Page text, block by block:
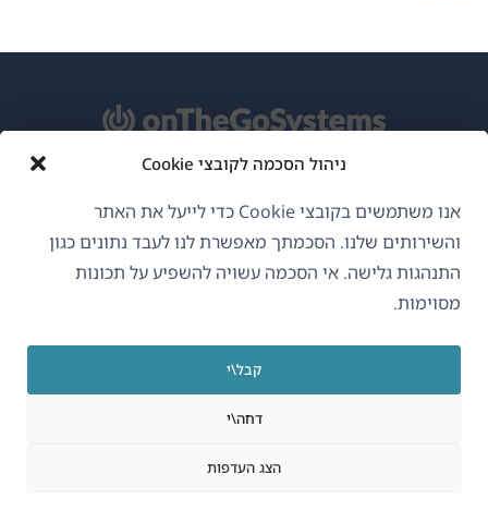
ניהול הסכמה לקובצי Cookie
אנו משתמשים בקובצי Cookie כדי לייעל את האתר
והשירותים שלנו. הסכמתך מאפשרת לנו לעבד נתונים כגון
התנהגות גלישה. אי הסכמה עשויה להשפיע על תכונות
מסוימות.
קבל\י
דחה\י
הצג העדפות
עברית
GDPR ומדיניות פרטיות
הצטרף לצוות שלנו(נפתח
בחלון
חדש)
בחלון
חדש)
בחלון